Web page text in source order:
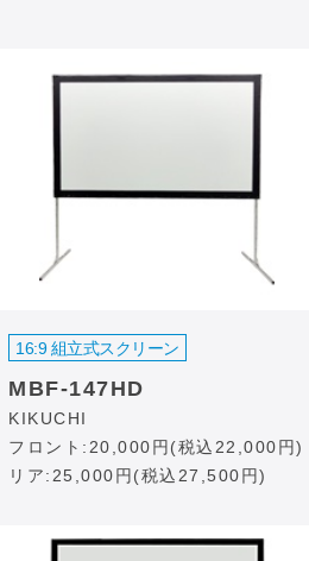
16:9 組立式スクリーン
MBF-147HD
KIKUCHI
フロント:20,000円(税込22,000円)
リア:25,000円(税込27,500円)